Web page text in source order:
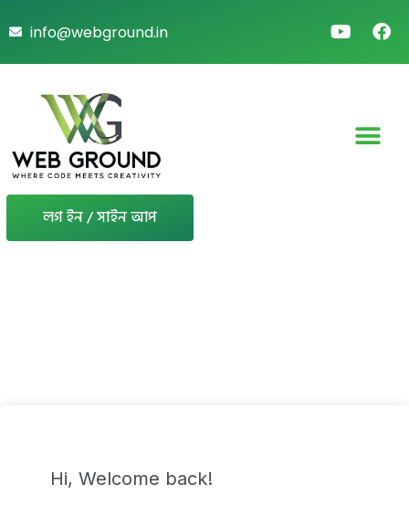
info@webground.in
লগ ইন / সাইন আপ
Hi, Welcome back!